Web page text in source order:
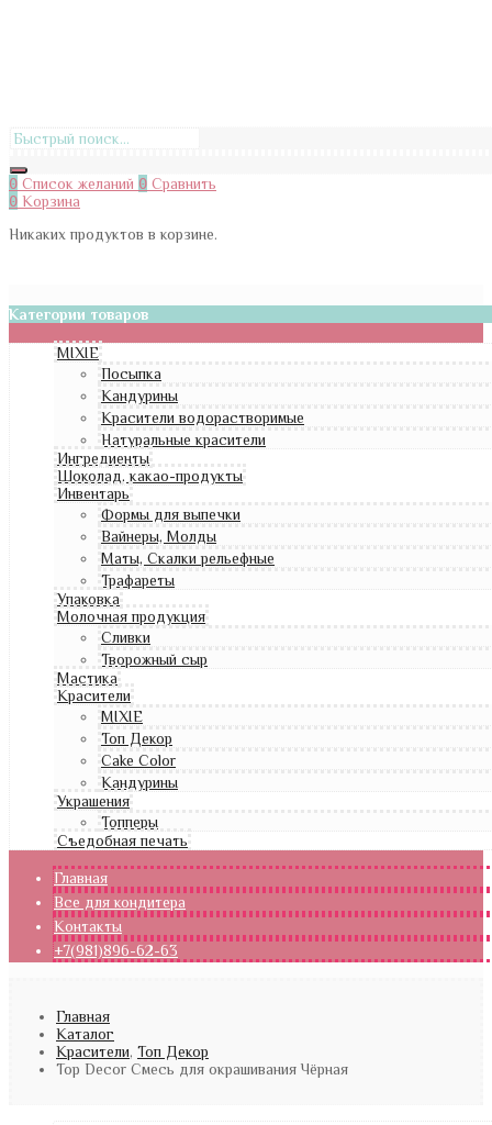
0 Список желаний 0 Сравнить
0 Корзина
Никаких продуктов в корзине.
Категории товаров
MIXIE
Посыпка
Кандурины
Красители водорастворимые
Натуральные красители
Ингредиенты
Шоколад, какао-продукты
Инвентарь
Формы для выпечки
Вайнеры, Молды
Маты, Скалки рельефные
Трафареты
Упаковка
Молочная продукция
Сливки
Творожный сыр
Мастика
Красители
MIXIE
Топ Декор
Cake Color
Кандурины
Украшения
Топперы
Съедобная печать
Главная
Все для кондитера
Контакты
+7(981)896-62-63
Главная
Каталог
Красители, Топ Декор
Top Decor Смесь для окрашивания Чёрная